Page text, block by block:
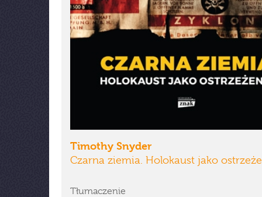
Timothy Snyder
Czarna ziemia. Holokaust jako
Tłumaczenie